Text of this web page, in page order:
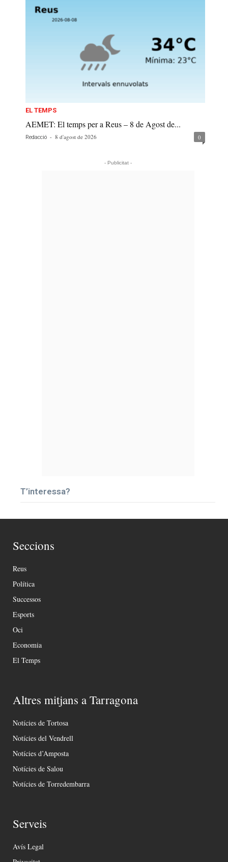
EL TEMPS
AEMET: El temps per a Reus – 8 de Agost de...
Redacció - 8 d'agost de 2026 0
- Publicitat -
T’interessa?
Seccions
Reus
Política
Successos
Esports
Oci
Economia
El Temps
Altres mitjans a Tarragona
Notícies de Tortosa
Notícies del Vendrell
Notícies d’Amposta
Notícies de Salou
Notícies de Torredembarra
Serveis
Avís Legal